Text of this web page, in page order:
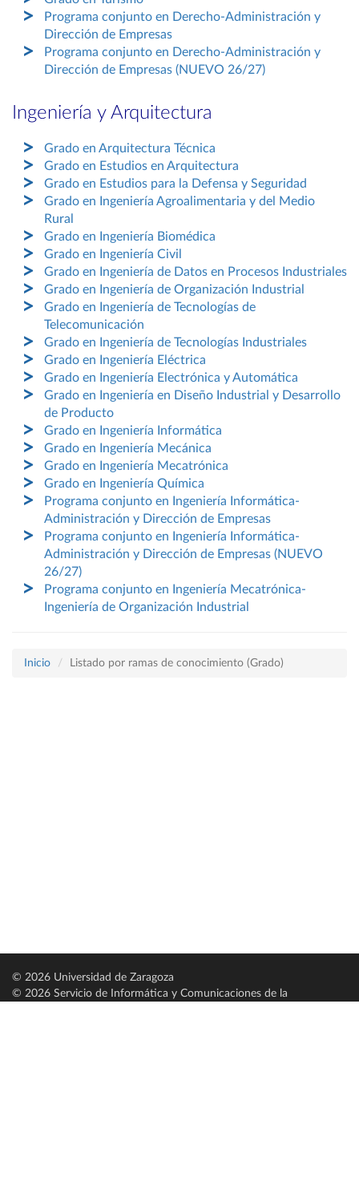
Programa conjunto en Derecho-Administración y
Dirección de Empresas
Programa conjunto en Derecho-Administración y
Dirección de Empresas (NUEVO 26/27)
Ingeniería y Arquitectura
Grado en Arquitectura Técnica
Grado en Estudios en Arquitectura
Grado en Estudios para la Defensa y Seguridad
Grado en Ingeniería Agroalimentaria y del Medio
Rural
Grado en Ingeniería Biomédica
Grado en Ingeniería Civil
Grado en Ingeniería de Datos en Procesos Industriales
Grado en Ingeniería de Organización Industrial
Grado en Ingeniería de Tecnologías de
Telecomunicación
Grado en Ingeniería de Tecnologías Industriales
Grado en Ingeniería Eléctrica
Grado en Ingeniería Electrónica y Automática
Grado en Ingeniería en Diseño Industrial y Desarrollo
de Producto
Grado en Ingeniería Informática
Grado en Ingeniería Mecánica
Grado en Ingeniería Mecatrónica
Grado en Ingeniería Química
Programa conjunto en Ingeniería Informática-
Administración y Dirección de Empresas
Programa conjunto en Ingeniería Informática-
Administración y Dirección de Empresas (NUEVO
26/27)
Programa conjunto en Ingeniería Mecatrónica-
Ingeniería de Organización Industrial
Inicio Listado por ramas de conocimiento (Grado)
© 2026 Universidad de Zaragoza
© 2026 Servicio de Informática y Comunicaciones de la